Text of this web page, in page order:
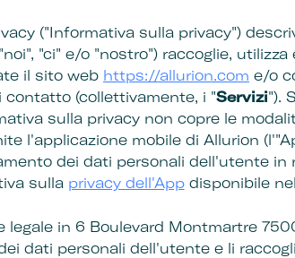
("Informativa sulla privacy")
"ci" e/o "nostro") raccoglie,
il sito web https://allurion.com e/o
(collettivamente, i "Servizi").
sulla privacy non copre le
l'applicazione mobile di Allurion
dei dati personali dell'utente in
sulla privacy dell'Appdisponibile
legale in 6 Boulevard Montmartre
dati personali dell'utente e li